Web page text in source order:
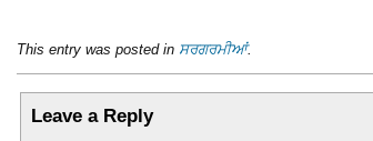
This entry was posted in ਸਰਗਰਮੀਆਂ.
Leave a Reply